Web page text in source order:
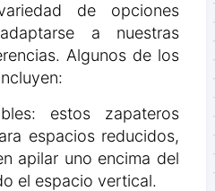
de opciones
a nuestras
Algunos de los
estos zapateros
espacios reducidos,
apilar uno encima del
el espacio vertical.